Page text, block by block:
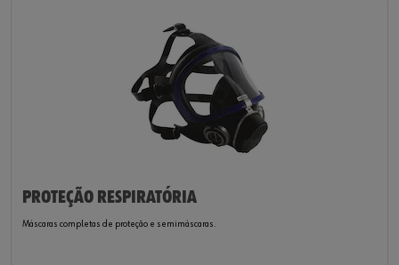
PROTEÇÃO RESPIRATÓRIA
Máscaras completas de proteção e semimáscaras.